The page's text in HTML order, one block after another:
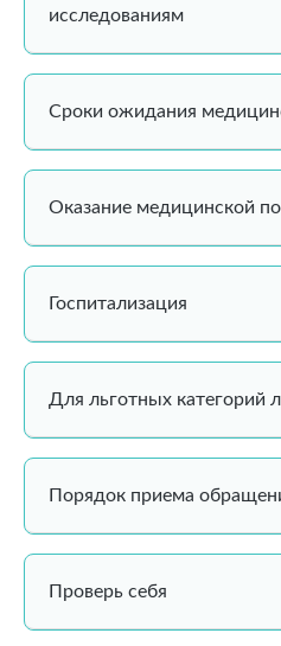
исследованиям
Сроки ожидания
Оказание медицинской
Госпитализация
Для льготных категорий
Порядок приема
Проверь себя